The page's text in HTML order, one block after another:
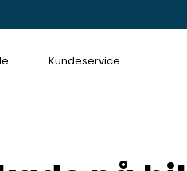
Kundeservice